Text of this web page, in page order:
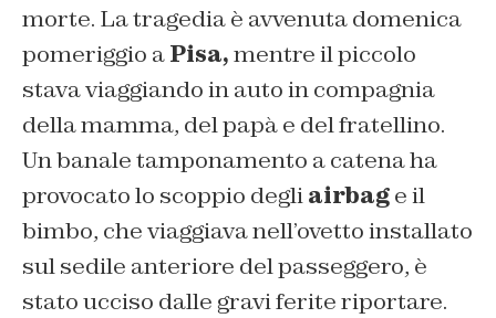
morte. La tragedia è avvenuta domenica
pomeriggio aPisa,mentre il piccolo
stava viaggiando in auto in compagnia
della mamma, del papà e del fratellino.
Un banale tamponamento a catena ha
provocato lo scoppio degliairbage il
bimbo, che viaggiava nell’ovetto installato
sul sedile anteriore del passeggero, è
stato ucciso dalle gravi ferite riportare.